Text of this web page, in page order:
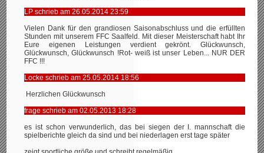
LP schrieb am 26.05.2014 23:59
Vielen Dank für den grandiosen Saisonabschluss und die erfüllten
Stunden mit unserem FFC Saalfeld. Mit dieser Meisterschaft habt Ihr
Eure eigenen Leistungen verdient gekrönt. Glückwunsch,
Glückwunsch, Glückwunsch !Rot- weiß ist unser Leben... NUR DER
FFC !!!
Locke schrieb am 25.05.2014 18:56
Herzlichen Glückwunsch
frage schrieb am 02.05.2013 18:28
es ist schon verwunderlich, das bei siegen der I. mannschaft die
spielberichte gleich da sind und bei niederlagen erst tage später